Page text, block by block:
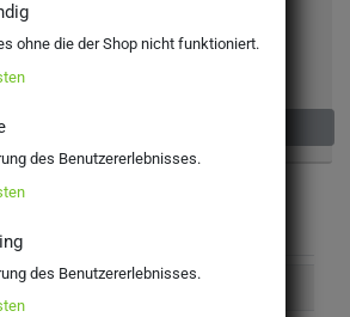
MEHRWEG
inkl. MwSt. zzgl Pfand: 30,00 €
ohne die der Shop nicht funktioniert.
des Benutzererlebnisses.
des Benutzererlebnisses.